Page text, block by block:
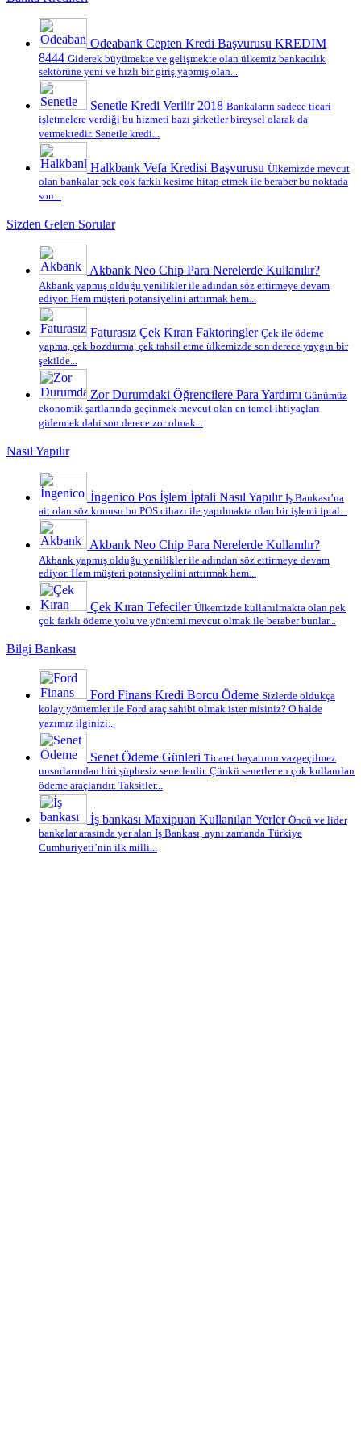
Odeabank Cepten Kredi Başvurusu KREDIM
8444 Giderek büyümekte ve gelişmekte olan ülkemiz bankacılık
sektörüne yeni ve hızlı bir giriş yapmış olan...
Senetle Kredi Verilir 2018 Bankaların sadece ticari
işletmelere verdiği bu hizmeti bazı şirketler bireysel olarak da
vermektedir. Senetle kredi...
Halkbank Vefa Kredisi Başvurusu Ülkemizde mevcut
olan bankalar pek çok farklı kesime hitap etmek ile beraber bu noktada
son...
Sizden Gelen Sorular
Akbank Neo Chip Para Nerelerde Kullanılır?
Akbank yapmış olduğu yenilikler ile adından söz ettirmeye devam
ediyor. Hem müşteri potansiyelini arttırmak hem...
Faturasız Çek Kıran Faktoringler Çek ile ödeme
yapma, çek bozdurma, çek tahsil etme ülkemizde son derece yaygın bir
şekilde...
Zor Durumdaki Öğrencilere Para Yardımı Günümüz
ekonomik şartlarında geçinmek mevcut olan en temel ihtiyaçları
gidermek dahi son derece zor olmak...
Nasıl Yapılır
İngenico Pos İşlem İptali Nasıl Yapılır İş Bankası’na
ait olan söz konusu bu POS cihazı ile yapılmakta olan bir işlemi iptal...
Akbank Neo Chip Para Nerelerde Kullanılır?
Akbank yapmış olduğu yenilikler ile adından söz ettirmeye devam
ediyor. Hem müşteri potansiyelini arttırmak hem...
Çek Kıran Tefeciler Ülkemizde kullanılmakta olan pek
çok farklı ödeme yolu ve yöntemi mevcut olmak ile beraber bunlar...
Bilgi Bankası
Ford Finans Kredi Borcu Ödeme Sizlerde oldukça
kolay yöntemler ile Ford araç sahibi olmak ister misiniz? O halde
yazımız ilginizi...
Senet Ödeme Günleri Ticaret hayatının vazgeçilmez
unsurlarından biri şüphesiz senetlerdir. Çünkü senetler en çok kullanılan
ödeme araçlarıdır. Taksitler...
İş bankası Maxipuan Kullanılan Yerler Öncü ve lider
bankalar arasında yer alan İş Bankası, aynı zamanda Türkiye
Cumhuriyeti’nin ilk milli...